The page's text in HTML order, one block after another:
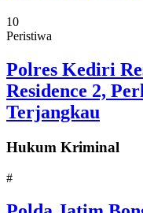
10
Peristiwa
Polres Kediri
Residence 2,
Terjangkau
Hukum Kriminal
#